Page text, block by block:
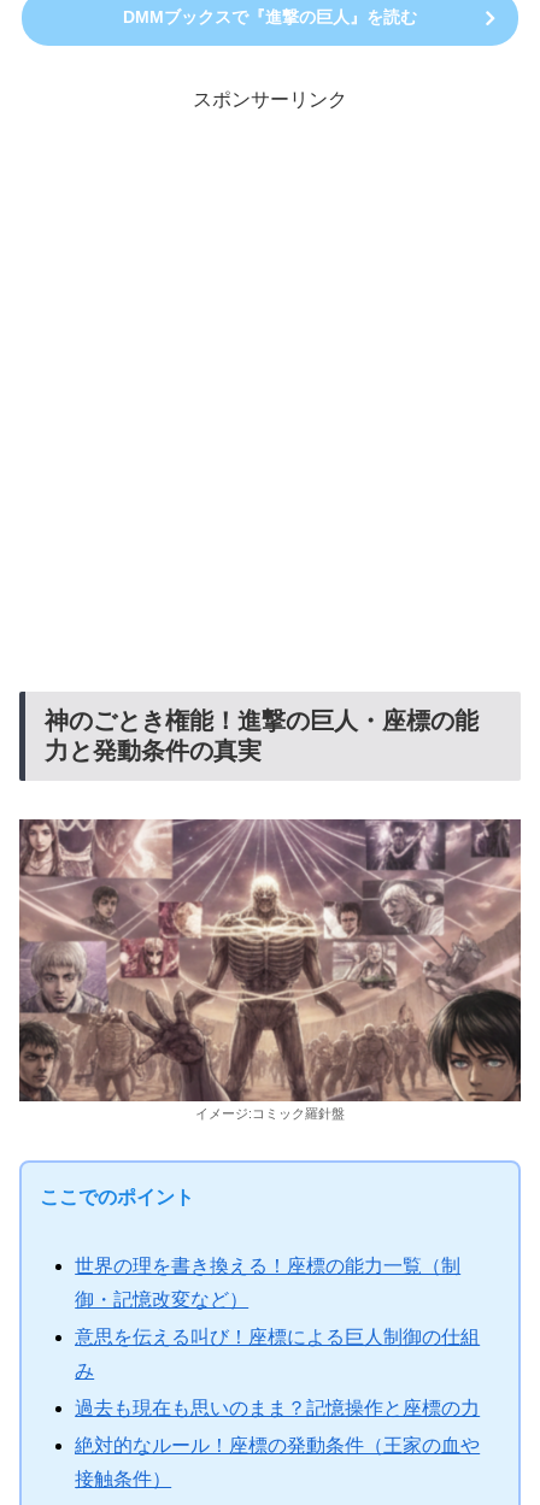
DMMブックスで『進撃の巨人』を読む
スポンサーリンク
神のごとき権能！進撃の巨人・座標の能
力と発動条件の真実
イメージ:コミック羅針盤
ここでのポイント
世界の理を書き換える！座標の能力一覧（制
御・記憶改変など）
意思を伝える叫び！座標による巨人制御の仕組
み
過去も現在も思いのまま？記憶操作と座標の力
絶対的なルール！座標の発動条件（王家の血や
接触条件）